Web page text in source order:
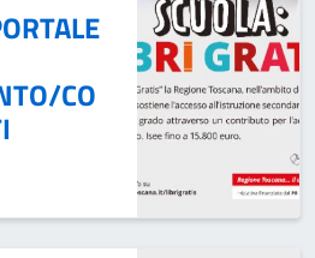
CO
GRADUATORIA